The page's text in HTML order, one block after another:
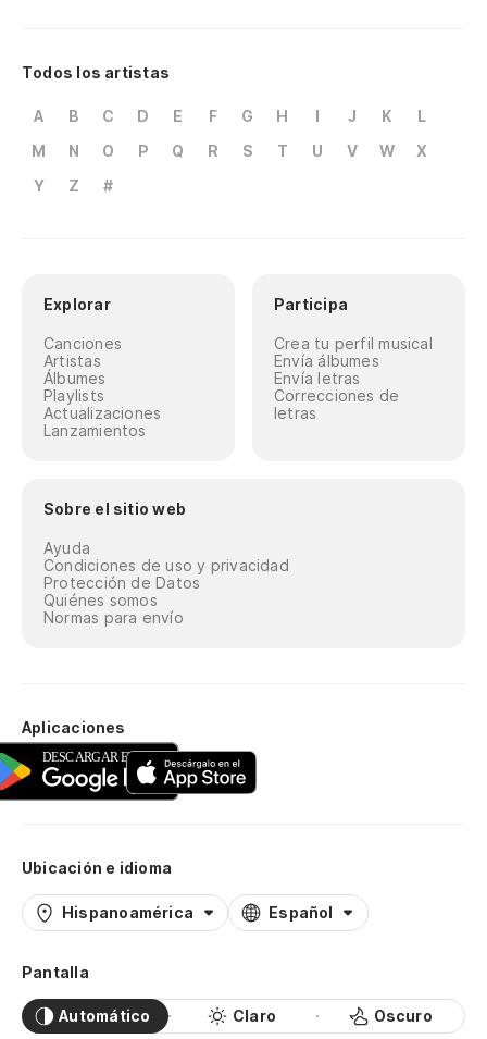
Todos los artistas
A B C D E F G H I J K
L
M
N O P Q R S T U V W
X
Y
Z #
Explorar
Canciones
Artistas
Álbumes
Playlists
Actualizaciones
Lanzamientos
Participa
Crea tu perfil musical
Envía álbumes
Envía letras
Correcciones de
letras
Sobre el sitio web
Ayuda
Condiciones de uso y privacidad
Protección de Datos
Quiénes somos
Normas para envío
Aplicaciones
Ubicación e idioma
Hispanoamérica Español
Pantalla
Automático Claro Oscuro